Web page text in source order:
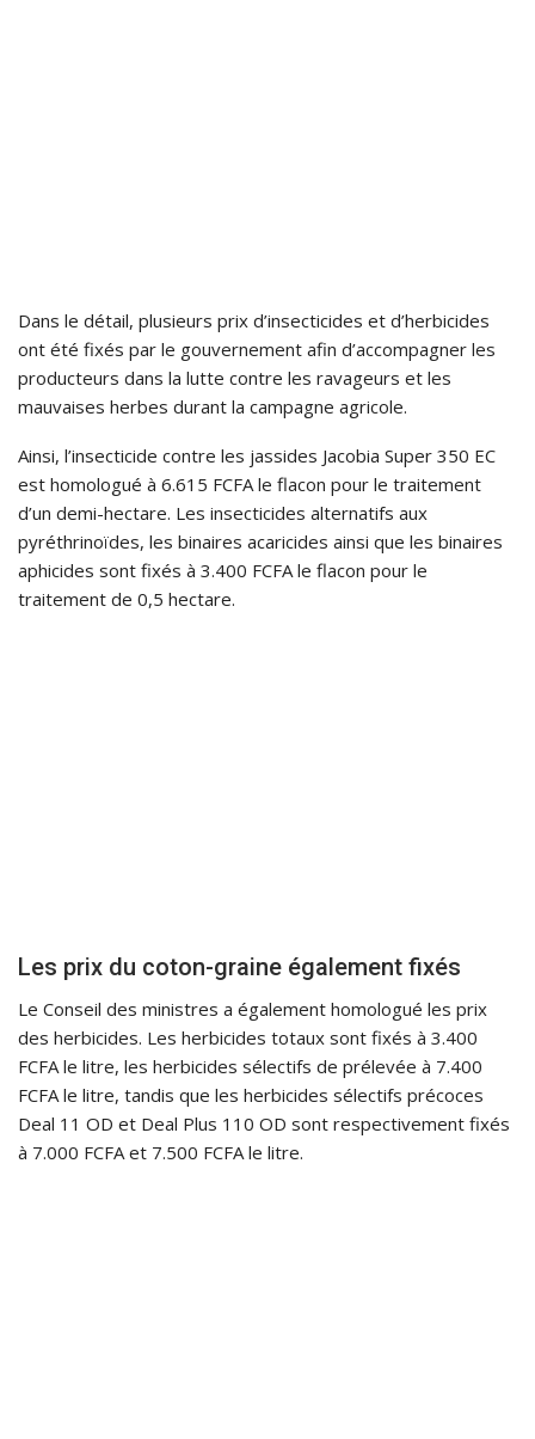
Dans le détail, plusieurs prix d’insecticides et d’herbicides
ont été fixés par le gouvernement afin d’accompagner les
producteurs dans la lutte contre les ravageurs et les
mauvaises herbes durant la campagne agricole.
Ainsi, l’insecticide contre les jassides Jacobia Super 350 EC
est homologué à 6.615 FCFA le flacon pour le traitement
d’un demi-hectare. Les insecticides alternatifs aux
pyréthrinoïdes, les binaires acaricides ainsi que les binaires
aphicides sont fixés à 3.400 FCFA le flacon pour le
traitement de 0,5 hectare.
Les prix du coton-graine également fixés
Le Conseil des ministres a également homologué les prix
des herbicides. Les herbicides totaux sont fixés à 3.400
FCFA le litre, les herbicides sélectifs de prélevée à 7.400
FCFA le litre, tandis que les herbicides sélectifs précoces
Deal 11 OD et Deal Plus 110 OD sont respectivement fixés
à 7.000 FCFA et 7.500 FCFA le litre.